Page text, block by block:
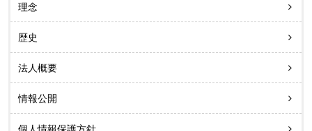
理念
歴史
法人概要
情報公開
個人情報保護方針